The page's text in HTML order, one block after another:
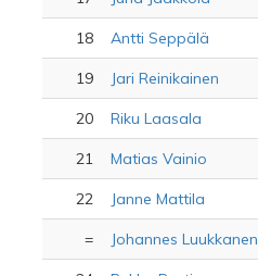
18 Antti Seppälä
19 Jari Reinikainen
20 Riku Laasala
21 Matias Vainio
22 Janne Mattila
= Johannes Luukkanen